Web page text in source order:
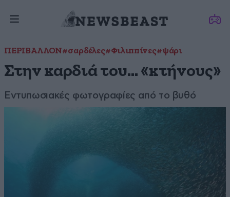
ΠΕΡΙΒΑΛΛΟΝ#σαρδέλες#Φιλιππίνες#ψάρι
Στην καρδιά του… «κτήνους»
Εντυπωσιακές φωτογραφίες από το βυθό